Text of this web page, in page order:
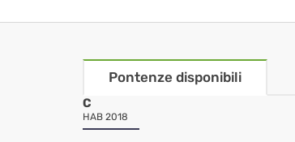
Pontenze disponibili
C
HAB 2018